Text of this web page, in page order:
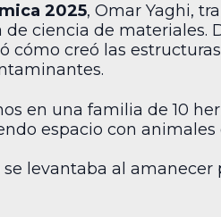
2025, Omar Yaghi,
ciencia de materiales.
cómo creó las
en una familia de 10
espacio con animales
levantaba al amanecer